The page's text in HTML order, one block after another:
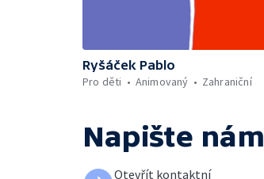
Ryšáček Pablo
Pro děti
Animovaný Zahraniční
Napište nám
Otevřít kontaktní